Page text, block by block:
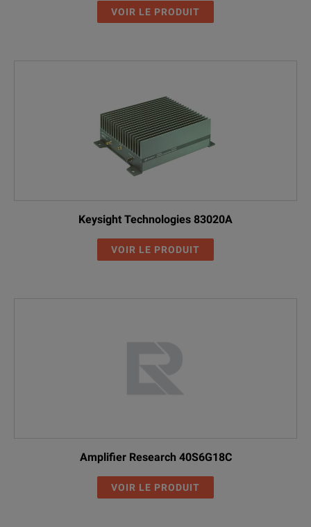
VOIR LE PRODUIT
Keysight Technologies 83020A
VOIR LE PRODUIT
Amplifier Research 40S6G18C
VOIR LE PRODUIT